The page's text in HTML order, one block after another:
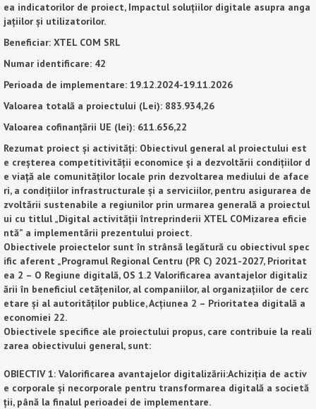
ea indicatorilor de proiect, Impactul soluțiilor digitale asupra anga
jațiilor și utilizatorilor.
Beneficiar: XTEL COM SRL
Numar identificare: 42
Perioada de implementare: 19.12.2024-19.11.2026
Valoarea totală a proiectului (Lei): 883.934,26
Valoarea cofinanțării UE (lei): 611.656,22
Rezumat proiect și activități: Obiectivul general al proiectului est
e creșterea competitivității economice și a dezvoltării condițiilor d
e viață ale comunităților locale prin dezvoltarea mediului de aface
ri, a condițiilor infrastructurale și a serviciilor, pentru asigurarea de
zvoltării sustenabile a regiunilor prin urmarea generală a proiectul
ui cu titlul „Digital activității întreprinderii XTEL COMizarea eficie
ntă” a implementării prezentului proiect.
Obiectivele proiectelor sunt în strânsă legătură cu obiectivul spec
ific aferent „Programul Regional Centru (PR C) 2021-2027, Prioritat
ea 2 – O Regiune digitală, OS 1.2 Valorificarea avantajelor digitaliz
ării în beneficiul cetățenilor, al companiilor, al organizațiilor de cerc
etare și al autorităților publice, Acțiunea 2 – Prioritatea digitală a
economiei 22.
Obiectivele specifice ale proiectului propus, care contribuie la reali
zarea obiectivului general, sunt:
​​​​OBIECTIV 1: Valorificarea avantajelor digitalizării:Achiziția de activ
e corporale și necorporale pentru transformarea digitală a societă
ții, până la finalul perioadei de implementare.